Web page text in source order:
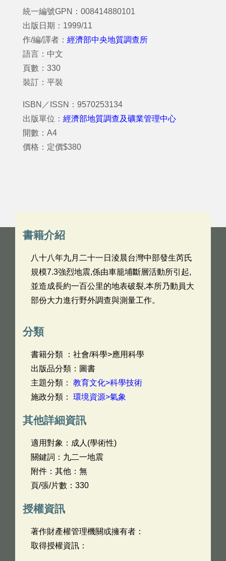
統一編號GPN：008414880101
出版日期：1999/11
作/編/譯者： 經濟部中央地質調查所
語言：中文
頁數：330
裝訂：平裝
ISBN／ISSN：9570253134
出版單位： 經濟部地質調查及礦業管理中心
開數：A4
價格：定價$380
書籍介紹
八十八年九月二十一日淩晨台灣中部發生芮氏
規模7.3強烈地震,係由車籠埔斷層活動所引起,
並造成長約一百公里的地表破裂,本所乃動員大
部份大力進行野外調查與測量工作。
分類
書籍分類 ：社會/科學>應用科學
出版品分類：圖書
主題分類： 教育文化>科學技術
施政分類： 環境資源>氣象
其他詳細資訊
適用對象：成人(學術性)
關鍵詞：九二一地震
附件：其他：無
頁/張/片數：330
授權資訊
著作財產權管理機關或擁有者：
取得授權資訊：